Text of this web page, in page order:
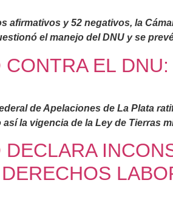
afirmativos y 52 negativos, la
el manejo del DNU y se
CONTRA EL
de Apelaciones de La Plata
la vigencia de la Ley de Tierras
DECLARA